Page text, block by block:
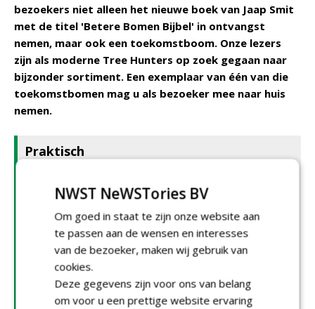
bezoekers niet alleen het nieuwe boek van Jaap Smit
met de titel 'Betere Bomen Bijbel' in ontvangst
nemen, maar ook een toekomstboom. Onze lezers
zijn als moderne Tree Hunters op zoek gegaan naar
bijzonder sortiment. Een exemplaar van één van die
toekomstbomen mag u als bezoeker mee naar huis
nemen.
Praktisch
Locatie: Boomkwekerij Udenhout, Schoorstraat 23,
5071 RA Udenhout, NL
Entree: € 95,- p.p.
ETW/ETT punten te verkrijgen
Doelgroep: iedereen die professioneel met bomen
werkt, van boomkweker tot beleidsmaker. Het
evenement richt zich op boombeheerders,
NWST NeWSTories BV
Om goed in staat te zijn onze website aan
te passen aan de wensen en interesses
van de bezoeker, maken wij gebruik van
cookies.
Deze gegevens zijn voor ons van belang
om voor u een prettige website ervaring